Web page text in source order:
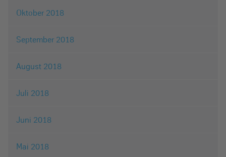
Oktober 2018
September 2018
August 2018
Juli 2018
Juni 2018
Mai 2018